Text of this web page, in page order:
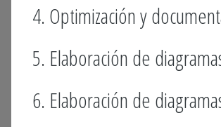
4. Optimización y
5. Elaboración de
6. Elaboración de